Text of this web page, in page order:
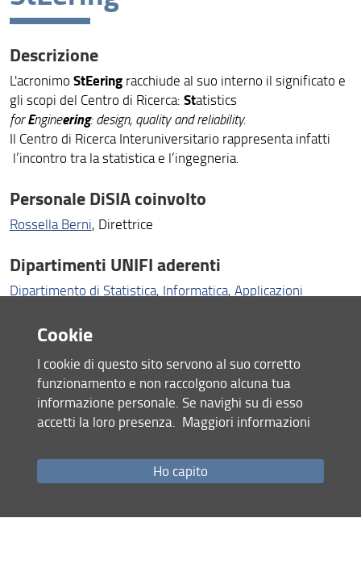
Descrizione
L'acronimo StEeringracchiude al suo interno il significato e
gli scopi del Centro di Ricerca: Statistics
forEngineering: design, quality and reliability.
Il Centro di Ricerca Interuniversitario rappresenta infatti
l’incontro tra la statistica e l’ingegneria.
Personale DiSIA coinvolto
Rossella Berni, Direttrice
Dipartimenti UNIFI aderenti
Dipartimento di Statistica, Informatica, Applicazioni
Dipartimento di Ingegneria dell’Informazione (DINFO)
Dipartimento di Scienze per l'Economia e l'Impresa (DISEI)
Università aderenti
Università degli Studi di Firenze
Guglielmo Marconi di Roma
Cassino e del Lazio meridionale
Università degli Studi diRoma Tor Vergata
Aree di ricerca
Eventi, seminari, short courses
Pubblicazioni
Dottorato di ricerca
Dottorato di ricerca in Life Course Research
Assegnisti di ricerca
Titolari di contratti di ricerca, incarichi post-doc e
Unità di ricerca
Valutazione della ricerca
Link utili
Cookie
I cookie di questo sito servono al suo corretto
funzionamento e non raccolgono alcuna tua
informazione personale. Se navighi su di esso
accetti la loro presenza. Maggiori informazioni
Ho capito